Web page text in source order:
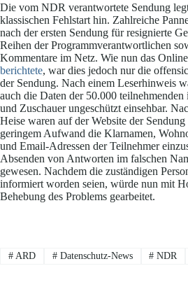
Die vom NDR verantwortete Sendung
klassischen Fehlstart hin. Zahlreiche
nach der ersten Sendung für resignierte
Reihen der Programmverantwortlichen
Kommentare im Netz. Wie nun das
berichtete, war dies jedoch nur die
der Sendung. Nach einem Leserhinweis
auch die Daten der 50.000
und Zuschauer ungeschützt einsehbar.
Heise waren auf der Website der
geringem Aufwand die Klarnamen,
und Email-Adressen der Teilnehmer
Absenden von Antworten im falschen
gewesen. Nachdem die zuständigen
informiert worden seien, würde nun mit
Behebung des Problems gearbeitet.
#ARD #Datenschutz-News # NDR